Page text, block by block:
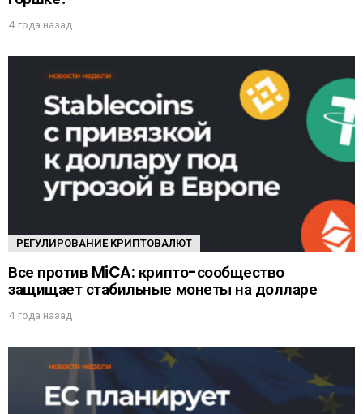
4 года назад
РЕГУЛИРОВАНИЕ КРИПТОВАЛЮТ
Все против MiCA: крипто-сообщество
защищает стабильные монеты на долларе
4 года назад